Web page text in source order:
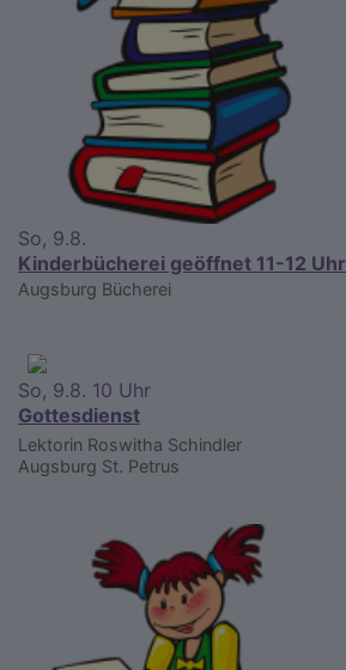
So, 9.8.
Kinderbücherei geöffnet 11-12 Uhr
Augsburg Bücherei
So, 9.8. 10 Uhr
Gottesdienst
Lektorin Roswitha Schindler
Augsburg St. Petrus